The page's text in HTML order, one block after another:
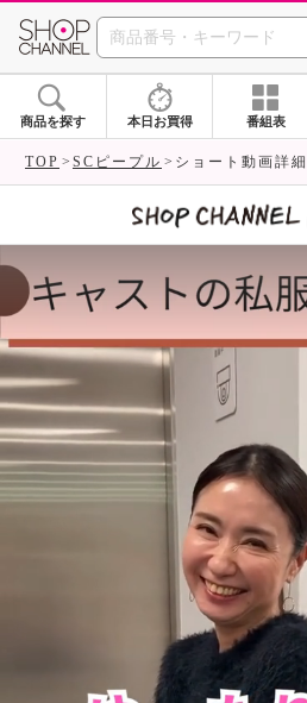
SHOP
商品を探す 本日お買得 番組表
TOP SCピープル ショート動画詳細